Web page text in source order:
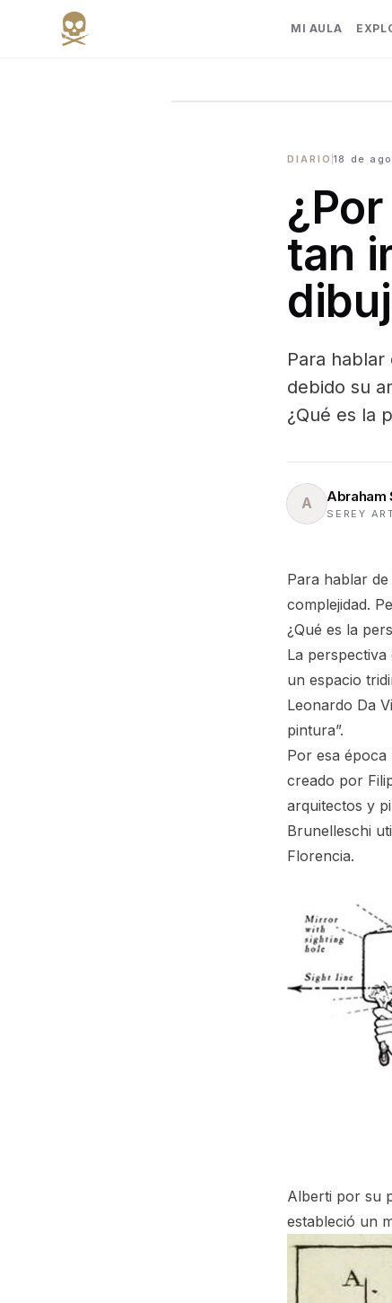
MI AULA
DIARIO 18 de
tan
Para
debido su
¿Qué es la
A Abraham
SEREY
Para hablar
complejidad.
¿Qué es la
La
un espacio
Leonardo Da
pintura”.
Por esa época
creado por
arquitectos y
Brunelleschi
Florencia.
Alberti por su
estableció un